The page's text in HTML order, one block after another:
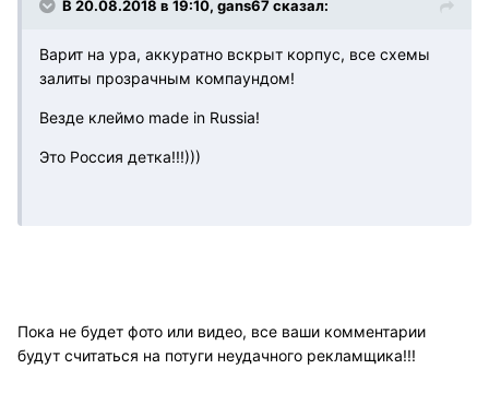
В 20.08.2018 в 19:10, gans67 сказал:
Варит на ура, аккуратно вскрыт корпус, все схемы
залиты прозрачным компаундом!
Везде клеймо made in Russia!
Это Россия детка!!!)))
Пока не будет фото или видео, все ваши комментарии
будут считаться на потуги неудачного рекламщика!!!